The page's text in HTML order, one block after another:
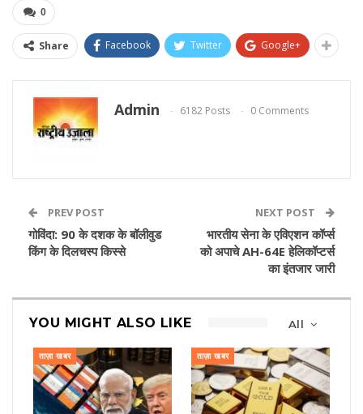
0
Share Facebook Twitter Google+
Admin 6182 Posts 0 Comments
PREV POST
गोविंदा: 90 के दशक के बॉलीवुड
किंग के दिलचस्प किस्से
NEXT POST
भारतीय सेना के एविएशन कॉर्प्स
को अपाचे AH-64E हेलिकॉप्टर्स
का इंतजार जारी
All
YOU MIGHT ALSO LIKE
ताज़ा खबर ताज़ा खबर